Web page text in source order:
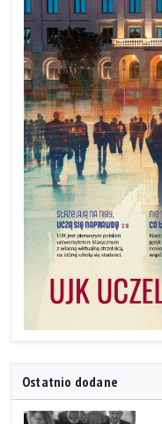
Ostatnio dodane